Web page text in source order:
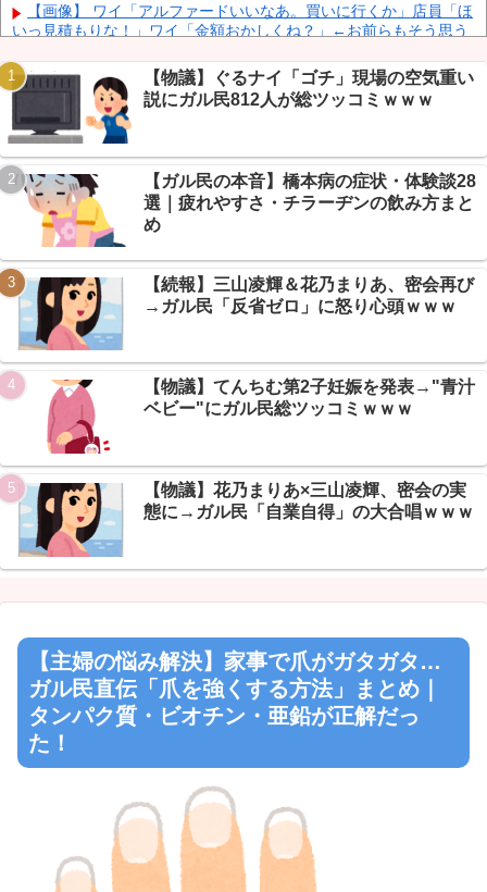
Powered by livedoor 相互RSS
【画像】 ワイ「アルファードいいなあ。買いに行くか」店員「ほ
いっ見積もりな！」ワイ「金額おかしくね？」←お前らもそう思う
【画像】 「キム兄」こと芸人・木村祐一さん（63歳）、最新の松
本人志さんとのツーショットが完全に別人だとネット騒然！ 「マジ
で誰かわからん」... NEW!
【凄すぎる】 力士の嫁に美人が多い理由→「これ」だったｗｗｗ
ｗｗｗｗ NEW!
【悲報】管理職「残業代ゼロ」に不満噴出→VIPPER「それ名ば
かり管理職や」正論くらうｗｗｗ NEW!
【まとめ】NGT48卒業生の”現在”がすごい→山口真帆・本間日陽
ら、女優・写真集・CMで大活躍ｗ
【悲報】 楽天、ガチで逝くｗｗｗｗｗｗｗｗｗｗｗｗｗｗｗｗｗ
ｗｗｗ NEW!
Powered by livedoor 相互RSS
【物議】ぐるナイ「ゴチ」現場の空気重い
説にガル民812人が総ツッコミｗｗｗ
【ガル民の本音】橋本病の症状・体験談28
選｜疲れやすさ・チラーヂンの飲み方まと
め
【続報】三山凌輝＆花乃まりあ、密会再び
→ガル民「反省ゼロ」に怒り心頭ｗｗｗ
【物議】てんちむ第2子妊娠を発表→"青汁
ベビー"にガル民総ツッコミｗｗｗ
【物議】花乃まりあ×三山凌輝、密会の実
態に→ガル民「自業自得」の大合唱ｗｗｗ
【主婦の悩み解決】家事で爪がガタガタ…
ガル民直伝「爪を強くする方法」まとめ｜
タンパク質・ビオチン・亜鉛が正解だっ
た！